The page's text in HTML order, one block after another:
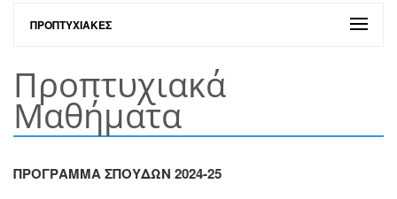
ΠΡΟΠΤΥΧΙΑΚΈΣ
Προπτυχιακά
Μαθήματα
ΠΡΟΓΡΑΜΜΑ ΣΠΟΥΔΩΝ 2024-25